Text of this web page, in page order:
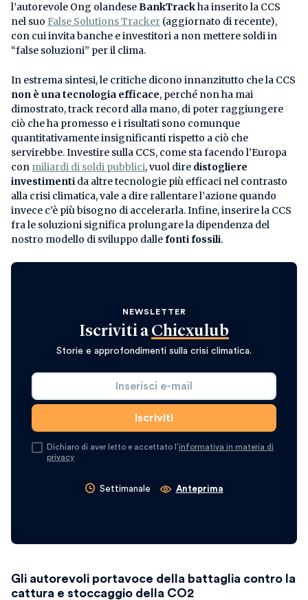
l’autorevole Ong olandeseBankTrackha inserito la CCS
nel suo False Solutions Tracker (aggiornato di recente),
con cui invita banche e investitori a non mettere soldi in
“false soluzioni” per il clima.
In estrema sintesi, le critiche dicono innanzitutto che la CCS
non è una tecnologia efficace, perché non ha mai
dimostrato, track record alla mano, di poter raggiungere
ciò che ha promesso e i risultati sono comunque
quantitativamente insignificanti rispetto a ciò che
servirebbe. Investire sulla CCS, come sta facendo l’Europa
con miliardi di soldi pubblici, vuol dire distogliere
investimenti da altre tecnologie più efficaci nel contrasto
alla crisi climatica, vale a dire rallentare l’azione quando
invece c’è più bisogno di accelerarla. Infine, inserire la CCS
fra le soluzioni significa prolungare la dipendenza del
nostro modello di sviluppo dallefonti fossili.
NEWSLETTER
Iscriviti a Chicxulub
Storie e approfondimenti sulla crisi climatica.
Dichiaro di aver letto e accettato l’informativa in materia di
privacy
Settimanale Anteprima
Gli autorevoli portavoce della battaglia contro la
cattura e stoccaggio della CO2